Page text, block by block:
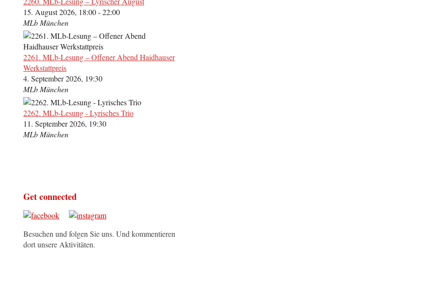
15. August 2026, 18:00 - 22:00
MLb München
2261. MLb-Lesung – Offener Abend Haidhauser
Werkstattpreis
4. September 2026, 19:30
MLb München
2262. MLb-Lesung - Lyrisches Trio
11. September 2026, 19:30
MLb München
Get connected
Besuchen und folgen Sie uns. Und kommentieren
dort unsere Aktivitäten.